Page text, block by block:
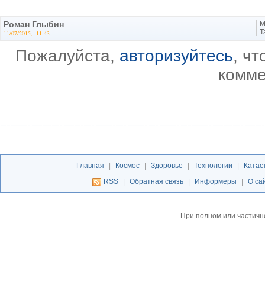
Роман Глыбин
11/07/2015, 11:43
Пожалуйста, авторизуйтесь,
Главная | Космос | Здоровье | Технологии |
RSS
| Обратная связь | Информеры | О
При полном или